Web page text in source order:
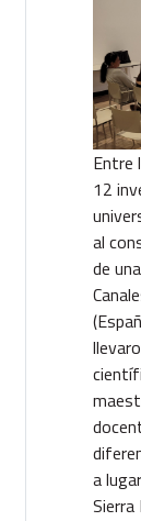
Entre
12
al
de
a